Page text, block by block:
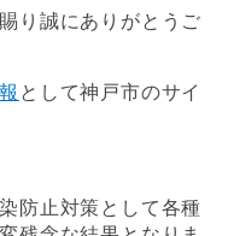
り誠にありがとうご
として神戸市のサイ
防止対策として各種